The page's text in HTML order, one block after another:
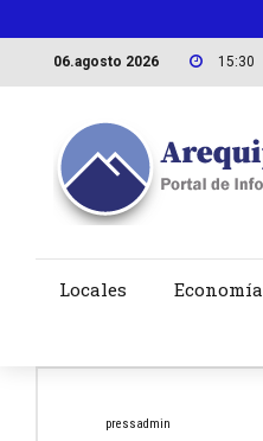
06.agosto 2026 15:30
Locales Economía
pressadmin